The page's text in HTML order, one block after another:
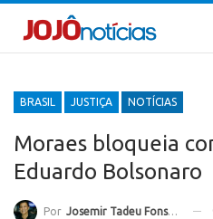
BRASIL JUSTIÇA NOTÍCIAS
Moraes bloqueia
Eduardo Bolsonaro
Por Josemir Tadeu Fonseca